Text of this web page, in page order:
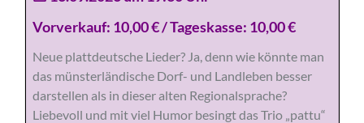
Vorverkauf: 10,00 € / Tageskasse: 10,00 €
Neue plattdeutsche Lieder? Ja, denn wie könnte man
das münsterländische Dorf- und Landleben besser
darstellen als in dieser alten Regionalsprache?
Liebevoll und mit viel Humor besingt das Trio „pattu“